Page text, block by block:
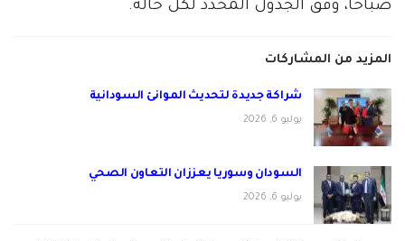
صباحاً، وفق الجدول المحدد لكل حالة.
المزيد من المشاركات
شراكة جديدة لتحديث الموانئ السودانية
يوليو 6, 2026
السودان وسوريا يعززان التعاون الصحي
يوليو 6, 2026